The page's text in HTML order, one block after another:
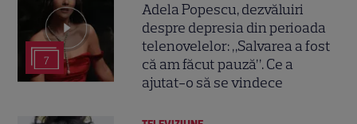
7
Adela Popescu, dezvăluiri
despre depresia din perioada
telenovelelor: „Salvarea a fost
că am făcut pauză”. Ce a
ajutat-o să se vindece